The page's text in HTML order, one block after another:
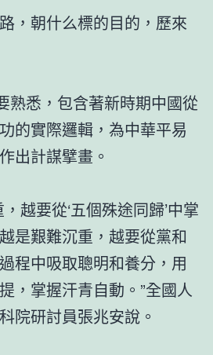
，朝什么標的目的，歷來
熟悉，包含著新時期中國從
的實際邏輯，為中華平易
出計謀擘畫。
越要從‘五個殊途同歸’中掌
是艱難沉重，越要從黨和
程中吸取聰明和養分，用
，掌握汗青自動。”全國人
院研討員張兆安說。